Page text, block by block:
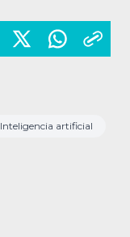
Inteligencia artificial